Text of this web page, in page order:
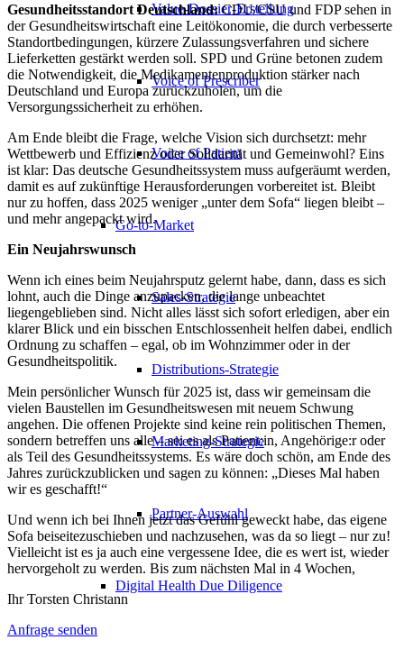
Value-Dossier-Erstellung
Voice of Prescriber
Voice of Patient
Go-to-Market
Sales-Strategie
Distributions-Strategie
Marketing-Strategie
Partner-Auswahl
Digital Health Due Diligence
Gesundheitsstandort Deutschland:CDU/CSU und FDP sehen in
der Gesundheitswirtschaft eine Leitökonomie, die durch verbesserte
Standortbedingungen, kürzere Zulassungsverfahren und sichere
Lieferketten gestärkt werden soll. SPD und Grüne betonen zudem
die Notwendigkeit, die Medikamentenproduktion stärker nach
Deutschland und Europa zurückzuholen, um die
Versorgungssicherheit zu erhöhen.
Am Ende bleibt die Frage, welche Vision sich durchsetzt: mehr
Wettbewerb und Effizienz oder Solidarität und Gemeinwohl? Eins
ist klar: Das deutsche Gesundheitssystem muss aufgeräumt werden,
damit es auf zukünftige Herausforderungen vorbereitet ist. Bleibt
nur zu hoffen, dass 2025 weniger „unter dem Sofa“ liegen bleibt –
und mehr angepackt wird.
Ein Neujahrswunsch
Wenn ich eines beim Neujahrsputz gelernt habe, dann, dass es sich
lohnt, auch die Dinge anzupacken, die lange unbeachtet
liegengeblieben sind. Nicht alles lässt sich sofort erledigen, aber ein
klarer Blick und ein bisschen Entschlossenheit helfen dabei, endlich
Ordnung zu schaffen – egal, ob im Wohnzimmer oder in der
Gesundheitspolitik.
Mein persönlicher Wunsch für 2025 ist, dass wir gemeinsam die
vielen Baustellen im Gesundheitswesen mit neuem Schwung
angehen. Die offenen Projekte sind keine rein politischen Themen,
sondern betreffen uns alle – sei es als Patient:in, Angehörige:r oder
als Teil des Gesundheitssystems. Es wäre doch schön, am Ende des
Jahres zurückzublicken und sagen zu können: „Dieses Mal haben
wir es geschafft!“
Und wenn ich bei Ihnen jetzt das Gefühl geweckt habe, das eigene
Sofa beiseitezuschieben und nachzusehen, was da so liegt – nur zu!
Vielleicht ist es ja auch eine vergessene Idee, die es wert ist, wieder
hervorgeholt zu werden. Bis zum nächsten Mal in 4 Wochen,
Ihr Torsten Christann
Anfrage senden